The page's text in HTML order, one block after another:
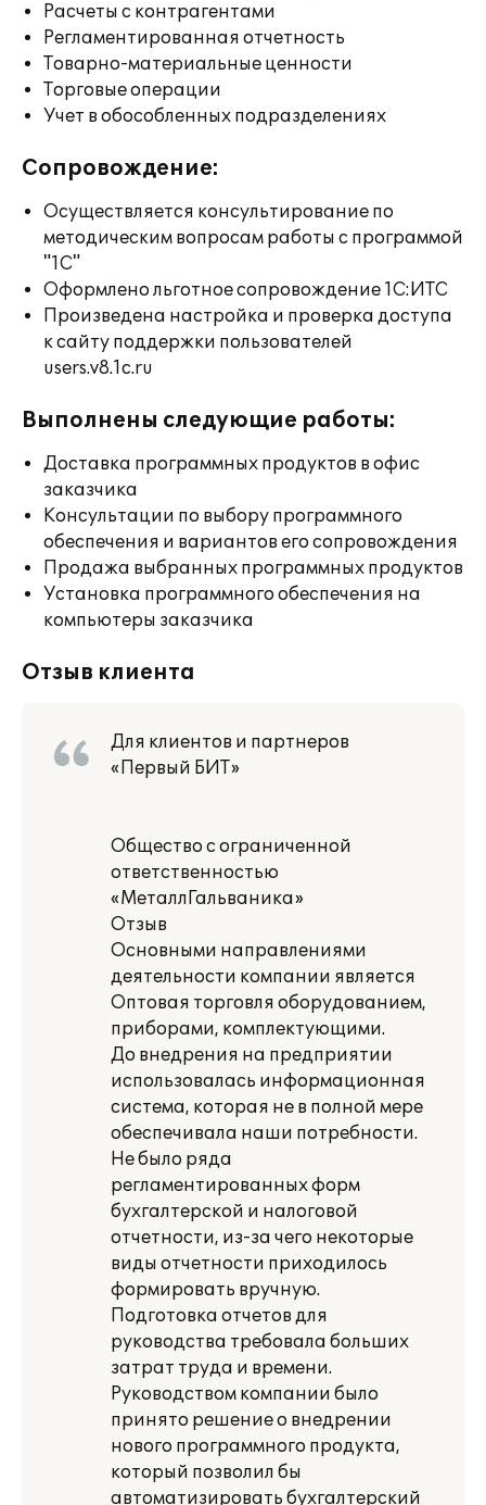
Расчеты с контрагентами
Регламентированная отчетность
Товарно-материальные ценности
Торговые операции
Учет в обособленных подразделениях
Сопровождение:
Осуществляется консультирование по
методическим вопросам работы с программой
"1С"
Оформлено льготное сопровождение 1С:ИТС
Произведена настройка и проверка доступа
к сайту поддержки пользователей
users.v8.1c.ru
Выполнены следующие работы:
Доставка программных продуктов в офис
заказчика
Консультации по выбору программного
обеспечения и вариантов его сопровождения
Продажа выбранных программных продуктов
Установка программного обеспечения на
компьютеры заказчика
Отзыв клиента
Для клиентов и партнеров
«Первый БИТ»
Общество с ограниченной
ответственностью
«МеталлГальваника»
Отзыв
Основными направлениями
деятельности компании является
Оптовая торговля оборудованием,
приборами, комплектующими.
До внедрения на предприятии
использовалась информационная
система, которая не в полной мере
обеспечивала наши потребности.
Не было ряда
регламентированных форм
бухгалтерской и налоговой
отчетности, из-за чего некоторые
виды отчетности приходилось
формировать вручную.
Подготовка отчетов для
руководства требовала больших
затрат труда и времени.
Руководством компании было
принято решение о внедрении
нового программного продукта,
который позволил бы
автоматизировать бухгалтерский